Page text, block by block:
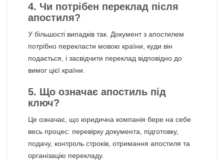
4. Чи потрібен переклад після
апостиля?
У більшості випадків так. Документ з апостилем
потрібно перекласти мовою країни, куди він
подається, і засвідчити переклад відповідно до
вимог цієї країни.
5. Що означає апостиль під
ключ?
Це означає, що юридична компанія бере на себе
весь процес: перевірку документа, підготовку,
подачу, контроль строків, отримання апостиля та
організацію перекладу.